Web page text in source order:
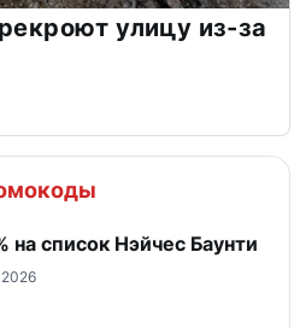
улицу из-за
на список Нэйчес Баунти